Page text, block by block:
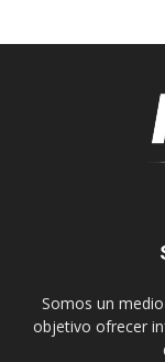
Somos un
objetivo ofrecer